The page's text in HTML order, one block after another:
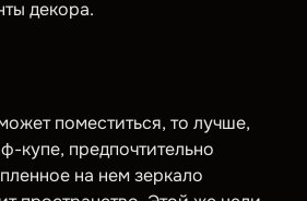
декора.
поместиться, то лучше,
купе, предпочтительно
на нем зеркало